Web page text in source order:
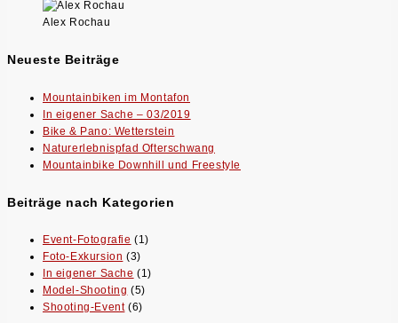
Alex Rochau
Neueste Beiträge
Mountainbiken im Montafon
In eigener Sache – 03/2019
Bike & Pano: Wetterstein
Naturerlebnispfad Ofterschwang
Mountainbike Downhill und Freestyle
Beiträge nach Kategorien
Event-Fotografie (1)
Foto-Exkursion (3)
In eigener Sache (1)
Model-Shooting (5)
Shooting-Event (6)